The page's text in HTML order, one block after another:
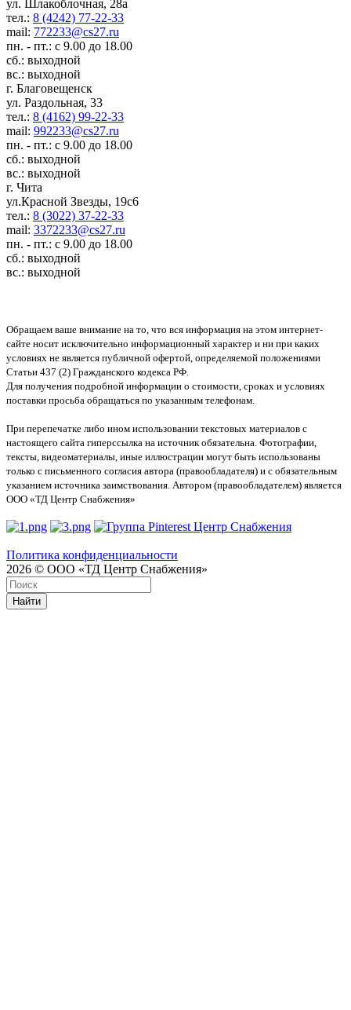
ул. Шлакоблочная, 28а
тел.: 8 (4242) 77-22-33
mail: 772233@cs27.ru
пн. - пт.: с 9.00 до 18.00
сб.: выходной
вс.: выходной
г. Благовещенск
ул. Раздольная, 33
тел.: 8 (4162) 99-22-33
mail: 992233@cs27.ru
пн. - пт.: с 9.00 до 18.00
сб.: выходной
вс.: выходной
г. Чита
ул.Красной Звезды, 19с6
тел.: 8 (3022) 37-22-33
mail: 3372233@cs27.ru
пн. - пт.: с 9.00 до 18.00
сб.: выходной
вс.: выходной
Обращаем ваше внимание на то, что вся информация на этом интернет-
сайте носит исключительно информационный характер и ни при каких
условиях не является публичной офертой, определяемой положениями
Статьи 437 (2) Гражданского кодекса РФ.
Для получения подробной информации о стоимости, сроках и условиях
поставки просьба обращаться по указанным телефонам.
При перепечатке либо ином использовании текстовых материалов с
настоящего сайта гиперссылка на источник обязательна. Фотографии,
тексты, видеоматериалы, иные иллюстрации могут быть использованы
только с письменного согласия автора (правообладателя) и с обязательным
указанием источника заимствования. Автором (правообладателем) является
ООО «ТД Центр Снабжения»
Политика конфиденциальности
2026 © ООО «ТД Центр Снабжения»
Найти